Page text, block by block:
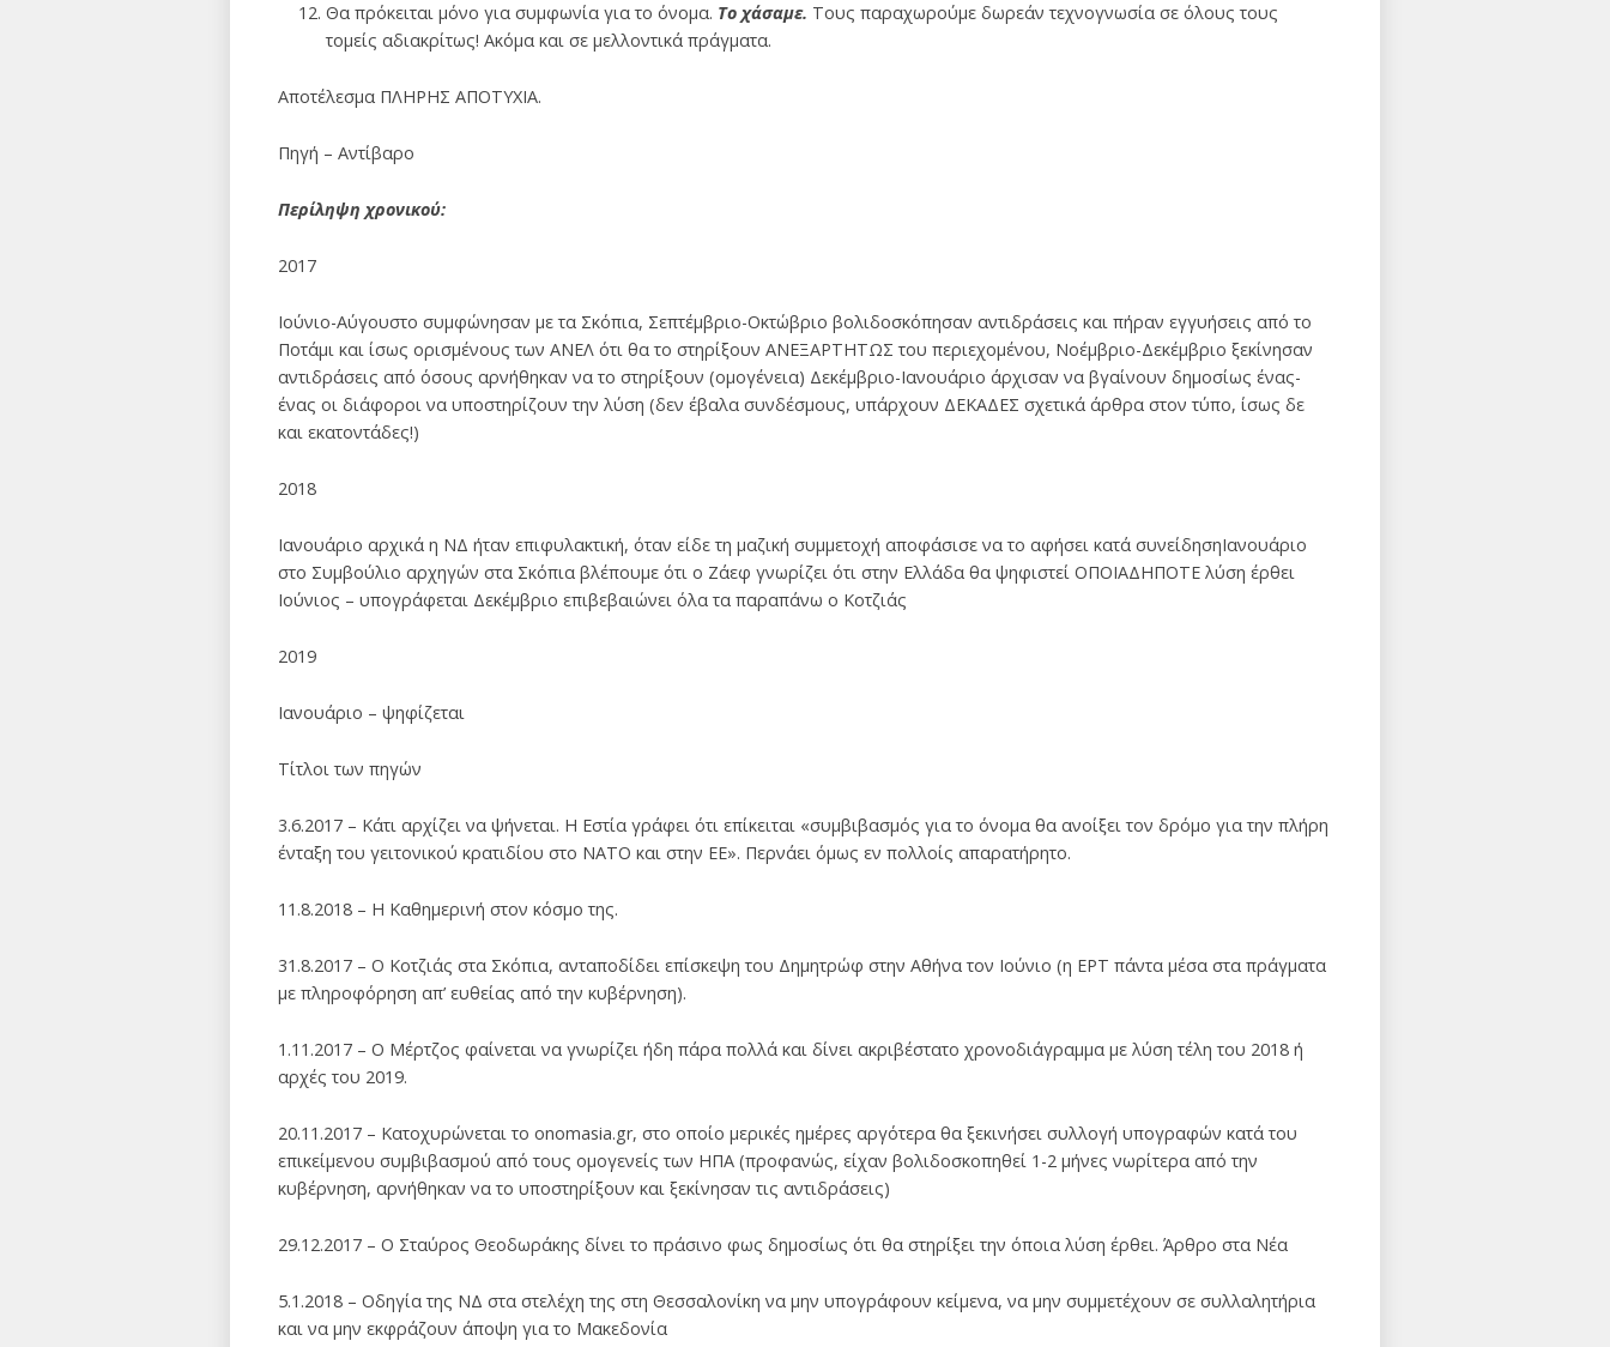
Θα πρόκειται μόνο για συμφωνία για το όνομα. Το χάσαμε. Τους παραχωρούμε δωρεάν τεχνογνωσία σε όλους τους
τομείς αδιακρίτως! Ακόμα και σε μελλοντικά πράγματα.
Αποτέλεσμα ΠΛΗΡΗΣ ΑΠΟΤΥΧΙΑ.
Πηγή – Αντίβαρο
Περίληψη χρονικού:
2017
Ιούνιο-Αύγουστο συμφώνησαν με τα Σκόπια, Σεπτέμβριο-Οκτώβριο βολιδοσκόπησαν αντιδράσεις και πήραν εγγυήσεις από το
Ποτάμι και ίσως ορισμένους των ΑΝΕΛ ότι θα το στηρίξουν ΑΝΕΞΑΡΤΗΤΩΣ του περιεχομένου, Νοέμβριο-Δεκέμβριο ξεκίνησαν
αντιδράσεις από όσους αρνήθηκαν να το στηρίξουν (ομογένεια) Δεκέμβριο-Ιανουάριο άρχισαν να βγαίνουν δημοσίως ένας-
ένας οι διάφοροι να υποστηρίζουν την λύση (δεν έβαλα συνδέσμους, υπάρχουν ΔΕΚΑΔΕΣ σχετικά άρθρα στον τύπο, ίσως δε
και εκατοντάδες!)
2018
Ιανουάριο αρχικά η ΝΔ ήταν επιφυλακτική, όταν είδε τη μαζική συμμετοχή αποφάσισε να το αφήσει κατά συνείδησηΙανουάριο
στο Συμβούλιο αρχηγών στα Σκόπια βλέπουμε ότι ο Ζάεφ γνωρίζει ότι στην Ελλάδα θα ψηφιστεί ΟΠΟΙΑΔΗΠΟΤΕ λύση έρθει
Ιούνιος – υπογράφεται Δεκέμβριο επιβεβαιώνει όλα τα παραπάνω ο Κοτζιάς
2019
Ιανουάριο – ψηφίζεται
Τίτλοι των πηγών
3.6.2017 – Κάτι αρχίζει να ψήνεται. Η Εστία γράφει ότι επίκειται «συμβιβασμός για το όνομα θα ανοίξει τον δρόμο για την πλήρη
ένταξη του γειτονικού κρατιδίου στο NATO και στην EE». Περνάει όμως εν πολλοίς απαρατήρητο.
11.8.2018 – Η Καθημερινή στον κόσμο της.
31.8.2017 – Ο Κοτζιάς στα Σκόπια, ανταποδίδει επίσκεψη του Δημητρώφ στην Αθήνα τον Ιούνιο (η ΕΡΤ πάντα μέσα στα πράγματα
με πληροφόρηση απ’ ευθείας από την κυβέρνηση).
1.11.2017 – Ο Μέρτζος φαίνεται να γνωρίζει ήδη πάρα πολλά και δίνει ακριβέστατο χρονοδιάγραμμα με λύση τέλη του 2018 ή
αρχές του 2019.
20.11.2017 – Κατοχυρώνεται το onomasia.gr, στο οποίο μερικές ημέρες αργότερα θα ξεκινήσει συλλογή υπογραφών κατά του
επικείμενου συμβιβασμού από τους ομογενείς των ΗΠΑ (προφανώς, είχαν βολιδοσκοπηθεί 1-2 μήνες νωρίτερα από την
κυβέρνηση, αρνήθηκαν να το υποστηρίξουν και ξεκίνησαν τις αντιδράσεις)
29.12.2017 – Ο Σταύρος Θεοδωράκης δίνει το πράσινο φως δημοσίως ότι θα στηρίξει την όποια λύση έρθει. Άρθρο στα Νέα
5.1.2018 – Οδηγία της ΝΔ στα στελέχη της στη Θεσσαλονίκη να μην υπογράφουν κείμενα, να μην συμμετέχουν σε συλλαλητήρια
και να μην εκφράζουν άποψη για το Μακεδονία